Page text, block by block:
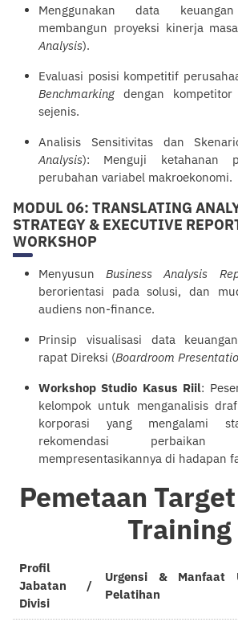
Menggunakan data
membangun proyeksi kinerja
Analysis).
Evaluasi posisi kompetitif
Benchmarking dengan
sejenis.
Analisis Sensitivitas dan
Analysis): Menguji ketahanan
perubahan variabel makroekonomi.
MODUL 06: TRANSLATING
STRATEGY & EXECUTIVE
WORKSHOP
MenyusunBusiness Analysis
berorientasi pada solusi, dan
audiens non-finance.
Prinsip visualisasi data
rapat Direksi (Boardroom
Workshop Studio Kasus Riil:
kelompok untuk menganalisis
korporasi yang mengalami
rekomendasi
mempresentasikannya di hadapan
Pemetaan
Training
Profil
Jabatan /
Divisi
Urgensi & Manfaat
Pelatihan